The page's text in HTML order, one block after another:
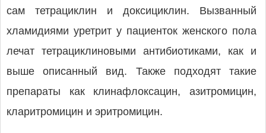
сам тетрациклин и доксициклин. Вызванный
хламидиями уретрит у пациенток женского пола
лечат тетрациклиновыми антибиотиками, как и
выше описанный вид. Также подходят такие
препараты как клинафлоксацин, азитромицин,
кларитромицин и эритромицин.